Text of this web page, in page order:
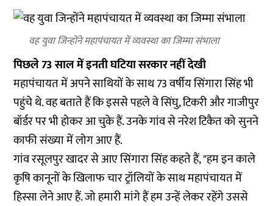
वह युवा जिन्होंने महापंचायत में व्यवस्था का जिम्मा संभाला
पिछले 73 साल में इनती घटिया सरकार नहीं देखी
महापंचायत में अपने साथियों के साथ 73 वर्षीय सिंगारा सिंह भी
पहुंचे थे. वह बताते हैं कि इससे पहले वे सिंघु, टिकरी और गाजीपुर
बॉर्डर पर भी होकर आ चुके हैं. उनके गांव से नरेश टिकैत को सुनने
काफी संख्या में लोग आए हैं.
गांव रसूलपुर खादर से आए सिंगारा सिंह कहते हैं, "हम इन काले
कृषि कानूनों के खिलाफ चार ट्रॉलियों के साथ महापंचायत में
हिस्सा लेने आए हैं. जो हमारी मांगे हैं हम उन्हें लेकर रहेंगे उससे